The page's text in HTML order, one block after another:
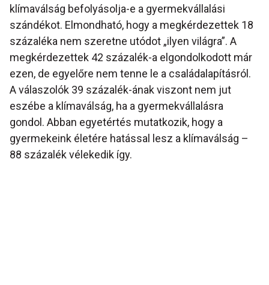
klímaválság befolyásolja-e a gyermekvállalási
szándékot. Elmondható, hogy a megkérdezettek 18
százaléka nem szeretne utódot „ilyen világra”. A
megkérdezettek 42 százalék-a elgondolkodott már
ezen, de egyelőre nem tenne le a családalapításról.
A válaszolók 39 százalék-ának viszont nem jut
eszébe a klímaválság, ha a gyermekvállalásra
gondol. Abban egyetértés mutatkozik, hogy a
gyermekeink életére hatással lesz a klímaválság –
88 százalék vélekedik így.